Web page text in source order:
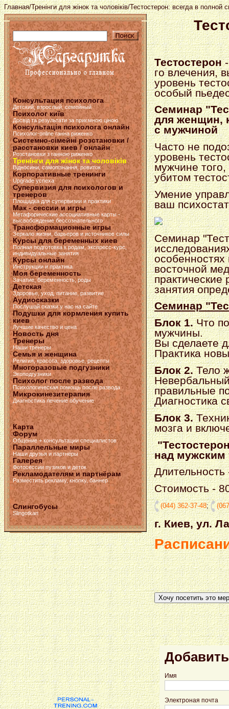
Главная/Тренінги для жінок та чоловіків/Тестостерон: всегда в полной
Консультация психолога
Детский, взрослый, семейный
Психолог київ
Досвід та результати за приємною ціною
Консультація психолога онлайн
Психолог-online ганна риженко
Системно-сімейні розстановки /
расстановки киев / онлайн
Розстановки з ганною риженко
Тренінги для жінок та чоловіків
Відносини, самопізнання, ровиток
Корпоративные тренинги
Upgrade успеха
Супервизия для психологов и
тренеров
Площадка для супервизии и практики
Мак - сессии и игры
Метафорические ассоциативные карты -
высвобождение бессознательного
Трансформационные игры
Зеркало жизни, барьеров и источников силы
Курсы для беременных киев
Полная подготовка к родам, экспресс-курс,
индивидуальные занятия
Курсы онлайн
Инструкции и практика
Моя беременность
Зачатие, беременность, роды
Детская
Здоровье, уход, питание, развитие
Аудиосказки
Послушай сказки у нас на сайте
Подушки для кормления купить
киев
Лучшие качество и цена
Новость дня
Тренеры
Наши тренеры
Семья и женщина
Религия, красота, здоровье, рецепты
Многоразовые подгузники
Экоподгузники
Психолог после развода
Психологическая помощь после развода
Микрокинезитерапия
Диагностика лечение обучение
Карта
Форум
Общение + консультации специалистов
Параллельные миры
Наши друзья и партнёры
Галерея
Фотосессии пузиков и деток
Рекламодателям и партнёрам
Разместить рекламу, кнопку, баннер
Слингобусы
Slingotkan
Тестостерон-
го влечения,
уровень
особый
Семинар
для женщин,
с мужчиной
Часто не
уровень
мужчине
убитом
Умение
ваш
Семинар
восточной
практические
занятия
Семинар
Блок 1.Что
мужчины.
Вы сделаете
Практика
Блок 2.Тело
правильные
Диагностика
Блок 3.
мозга и
над мужским
Стоимость -
(044) 362-37-48;
г. Киев, ул.
Хочу посетить это
Имя
Электроная почта